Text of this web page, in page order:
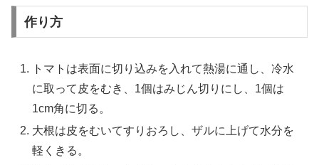
作り方
トマトは表面に切り込みを入れて熱湯に通し、冷水
に取って皮をむき、1個はみじん切りにし、1個は
1cm角に切る。
大根は皮をむいてすりおろし、ザルに上げて水分を
軽くきる。